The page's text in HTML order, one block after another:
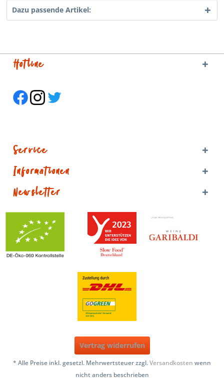
Dazu passende Artikel:
Hotline
Service
Informationen
Newsletter
Vertrag widerrufen
* Alle Preise inkl. gesetzl. Mehrwertsteuer zzgl.Versandkosten wenn
nicht anders beschrieben